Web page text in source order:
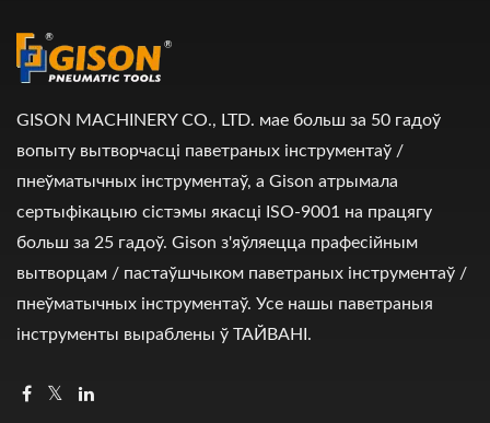
GISON MACHINERY CO., LTD. мае больш за 50 гадоў
вопыту вытворчасці паветраных інструментаў /
пнеўматычных інструментаў, а Gison атрымала
сертыфікацыю сістэмы якасці ISO-9001 на працягу
больш за 25 гадоў. Gison з'яўляецца прафесійным
вытворцам / пастаўшчыком паветраных інструментаў /
пнеўматычных інструментаў. Усе нашы паветраныя
інструменты выраблены ў ТАЙВАНІ.